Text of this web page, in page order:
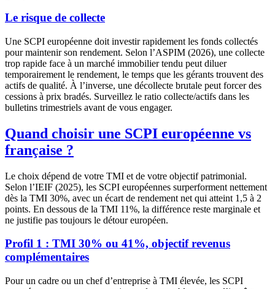
Le risque de collecte
Une SCPI européenne doit investir rapidement les fonds collectés
pour maintenir son rendement. Selon l’ASPIM (2026), une collecte
trop rapide face à un marché immobilier tendu peut diluer
temporairement le rendement, le temps que les gérants trouvent des
actifs de qualité. À l’inverse, une décollecte brutale peut forcer des
cessions à prix bradés. Surveillez le ratio collecte/actifs dans les
bulletins trimestriels avant de vous engager.
Quand choisir une SCPI européenne vs
française ?
Le choix dépend de votre TMI et de votre objectif patrimonial.
Selon l’IEIF (2025), les SCPI européennes surperforment nettement
dès la TMI 30%, avec un écart de rendement net qui atteint 1,5 à 2
points. En dessous de la TMI 11%, la différence reste marginale et
ne justifie pas toujours le détour européen.
Profil 1 : TMI 30% ou 41%, objectif revenus
complémentaires
Pour un cadre ou un chef d’entreprise à TMI élevée, les SCPI